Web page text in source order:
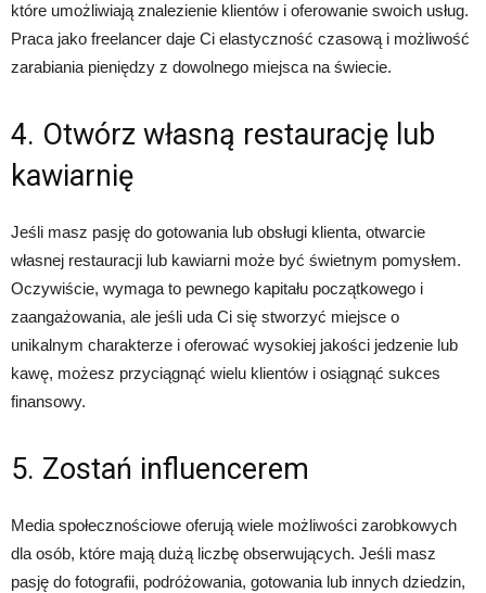
które umożliwiają znalezienie klientów i oferowanie swoich usług.
Praca jako freelancer daje Ci elastyczność czasową i możliwość
zarabiania pieniędzy z dowolnego miejsca na świecie.
4. Otwórz własną restaurację lub
kawiarnię
Jeśli masz pasję do gotowania lub obsługi klienta, otwarcie
własnej restauracji lub kawiarni może być świetnym pomysłem.
Oczywiście, wymaga to pewnego kapitału początkowego i
zaangażowania, ale jeśli uda Ci się stworzyć miejsce o
unikalnym charakterze i oferować wysokiej jakości jedzenie lub
kawę, możesz przyciągnąć wielu klientów i osiągnąć sukces
finansowy.
5. Zostań influencerem
Media społecznościowe oferują wiele możliwości zarobkowych
dla osób, które mają dużą liczbę obserwujących. Jeśli masz
pasję do fotografii, podróżowania, gotowania lub innych dziedzin,